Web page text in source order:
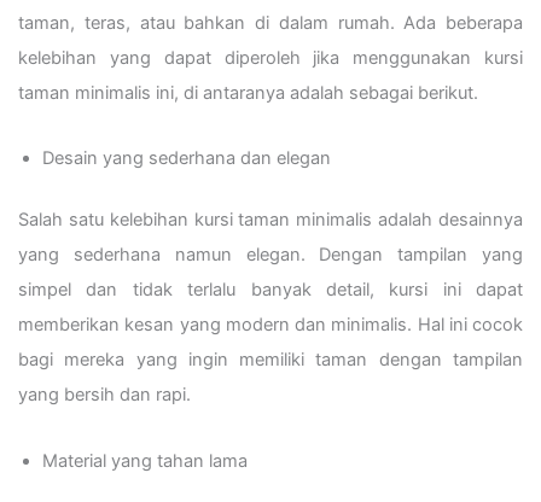
taman, teras, atau bahkan di dalam rumah. Ada beberapa
kelebihan yang dapat diperoleh jika menggunakan kursi
taman minimalis ini, di antaranya adalah sebagai berikut.
Desain yang sederhana dan elegan
Salah satu kelebihan kursi taman minimalis adalah desainnya
yang sederhana namun elegan. Dengan tampilan yang
simpel dan tidak terlalu banyak detail, kursi ini dapat
memberikan kesan yang modern dan minimalis. Hal ini cocok
bagi mereka yang ingin memiliki taman dengan tampilan
yang bersih dan rapi.
Material yang tahan lama